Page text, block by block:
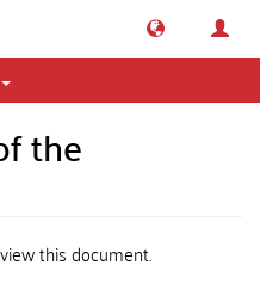
the
this document.